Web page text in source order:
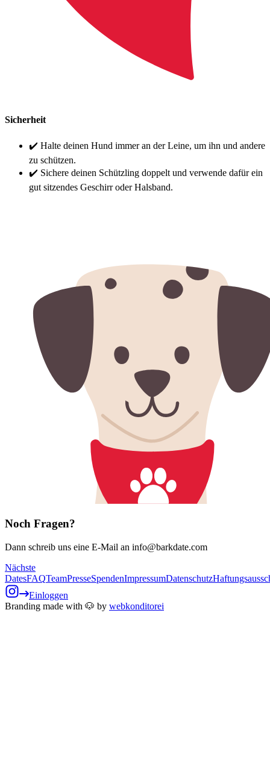
Sicherheit
✔️ Halte deinen Hund immer an der Leine, um ihn und andere
zu schützen.
✔️ Sichere deinen Schützling doppelt und verwende dafür ein
gut sitzendes Geschirr oder Halsband.
Noch Fragen?
Dann schreib uns eine E-Mail an info@barkdate.com
Nächste
DatesFAQTeamPresseSpendenImpressumDatenschutz
Einloggen
Branding made with 🐶 by webkonditorei